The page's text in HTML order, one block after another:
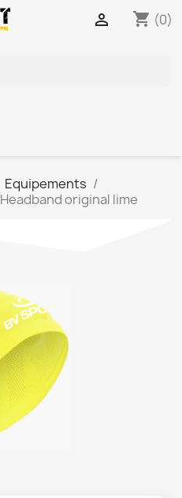
shopping_cart (0)

Equipements
Headband original lime